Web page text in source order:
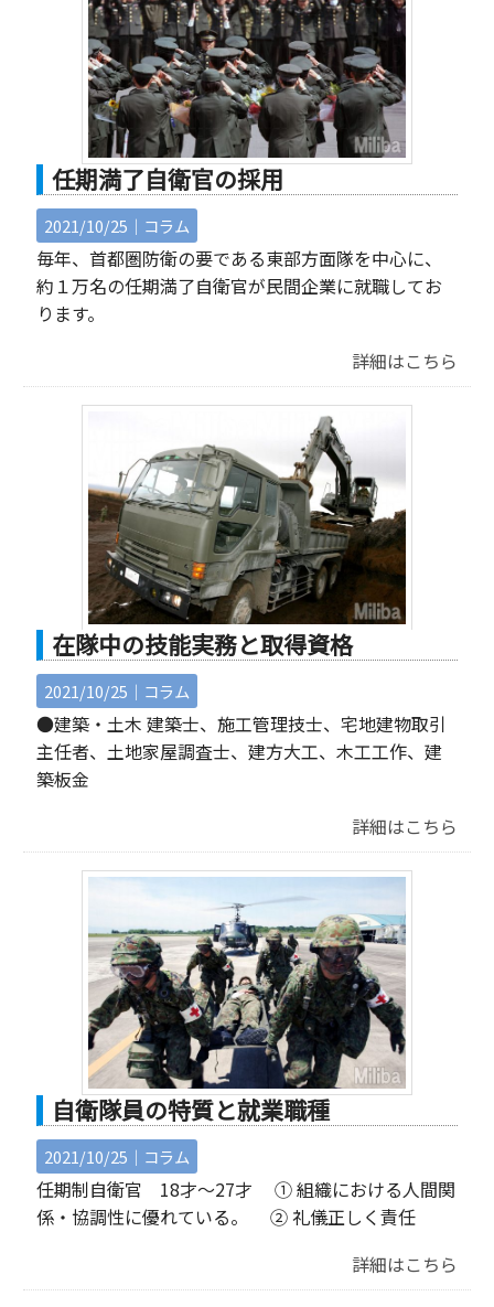
任期満了自衛官の採用
2021/10/25｜ コラム
毎年、首都圏防衛の要である東部方面隊を中心に、
約１万名の任期満了自衛官が民間企業に就職してお
ります。
詳細はこちら
在隊中の技能実務と取得資格
2021/10/25｜ コラム
●建築・土木 建築士、施工管理技士、宅地建物取引
主任者、土地家屋調査士、建方大工、木工工作、建
築板金
詳細はこちら
自衛隊員の特質と就業職種
2021/10/25｜ コラム
任期制自衛官 18才～27才 ① 組織における人間関
係・協調性に優れている。 ② 礼儀正しく責任
詳細はこちら